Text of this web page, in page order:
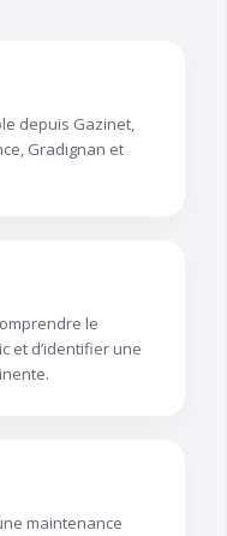
depuis Gazinet,
Gradignan et
le
et d’identifier une
maintenance